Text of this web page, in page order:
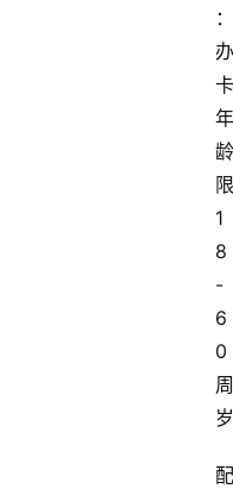
：
办
卡
年
龄
限
1
8
-
6
0
周
岁
配